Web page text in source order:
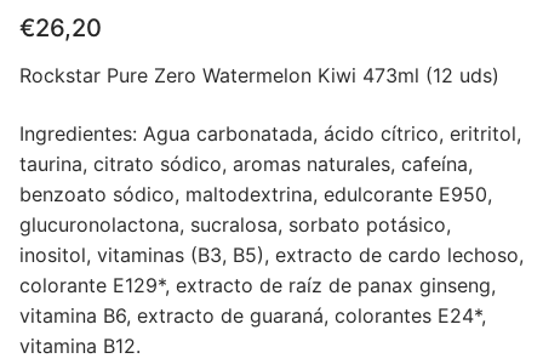
€26,20
Rockstar Pure Zero Watermelon Kiwi 473ml (12 uds)
Ingredientes: Agua carbonatada, ácido cítrico, eritritol,
taurina, citrato sódico, aromas naturales, cafeína,
benzoato sódico, maltodextrina, edulcorante E950,
glucuronolactona, sucralosa, sorbato potásico,
inositol, vitaminas (B3, B5), extracto de cardo lechoso,
colorante E129*, extracto de raíz de panax ginseng,
vitamina B6, extracto de guaraná, colorantes E24*,
vitamina B12.